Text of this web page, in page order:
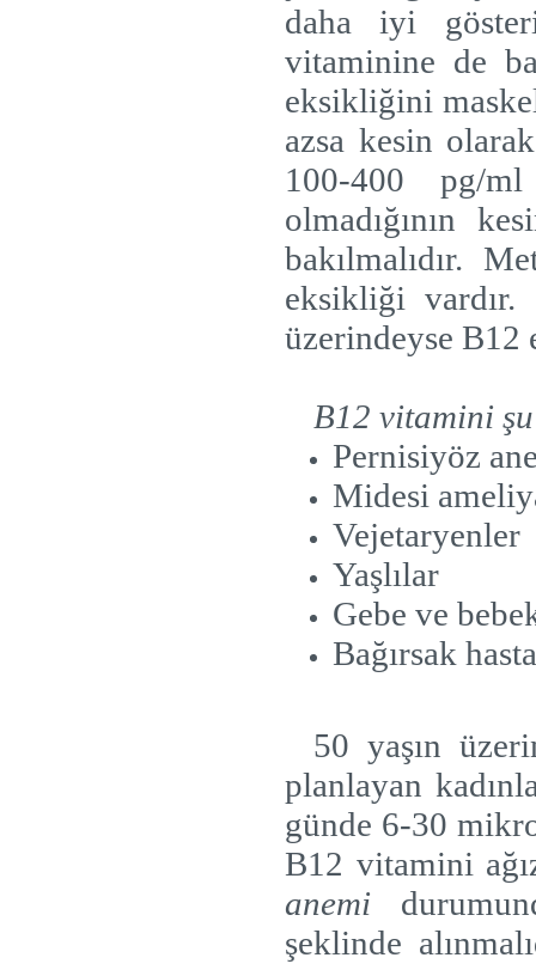
daha iyi
vitaminine de
eksikliğini
azsa kesin
100-400 pg/
olmadığının
bakılmalıdır.
eksikliği vardır.
üzerindeyse
B12 vitamini
Pernisiyöz
Midesi
Vejetaryenler
Yaşlılar
Gebe ve
Bağırsak
50 yaşın
planlayan
günde 6-30
B12 vitamini
anemi
şeklinde